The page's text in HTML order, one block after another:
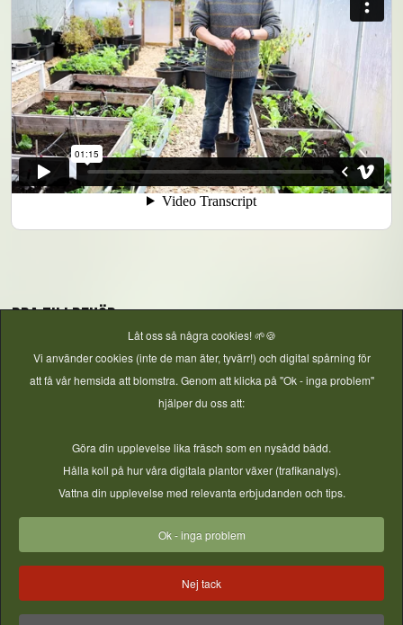
Bra tillbehör
Rund kruka 20 liter - 5st Bevattning - Timer
Låt oss så några cookies! 🌱🍪
Vi använder cookies (inte de man äter, tyvärr!) och digital spårning för
att få vår hemsida att blomstra. Genom att klicka på "Ok - inga problem"
hjälper du oss att:
Göra din upplevelse lika fräsch som en nysådd bädd.
Hålla koll på hur våra digitala plantor växer (trafikanalys).
Vattna din upplevelse med relevanta erbjudanden och tips.
Ok - inga problem
Nej tack